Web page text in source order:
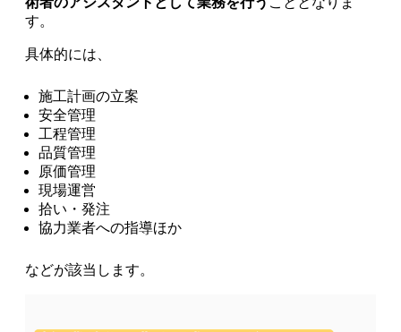
す。
具体的には、
施工計画の立案
安全管理
工程管理
品質管理
原価管理
現場運営
拾い・発注
協力業者への指導ほか
などが該当します。